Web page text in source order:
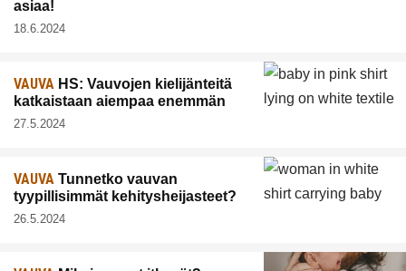
asiaa!
18.6.2024
VAUVA HS: Vauvojen kielijänteitä
katkaistaan aiempaa enemmän
27.5.2024
VAUVA Tunnetko vauvan
tyypillisimmät kehitysheijasteet?
26.5.2024